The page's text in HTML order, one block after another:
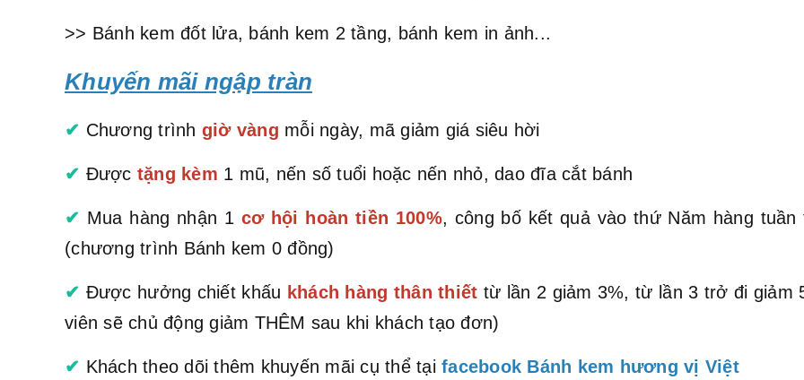
>> Bánh kem đốt lửa, bánh kem 2 tầng, bánh kem in ảnh...
Khuyến mãi ngập tràn
✔ Chương trình giờ vàng mỗi ngày, mã giảm giá siêu hời
✔ Được tặng kèm 1 mũ, nến số tuổi hoặc nến nhỏ, dao đĩa cắt bánh
✔ Mua hàng nhận 1 cơ hội hoàn tiền 100%, công bố kết quả vào thứ Năm hàng tuần
(chương trình Bánh kem 0 đồng)
✔ Được hưởng chiết khấu khách hàng thân thiết từ lần 2 giảm 3%, từ lần 3 trở đi giảm
viên sẽ chủ động giảm THÊM sau khi khách tạo đơn)
✔ Khách theo dõi thêm khuyến mãi cụ thể tại facebook Bánh kem hương vị Việt